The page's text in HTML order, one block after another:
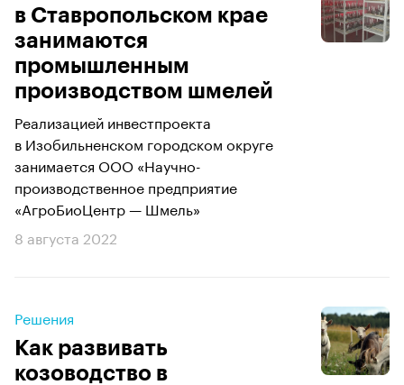
в Ставропольском крае
занимаются
промышленным
производством шмелей
Реализацией инвестпроекта
в Изобильненском городском округе
занимается ООО «Научно-
производственное предприятие
«АгроБиоЦентр — Шмель»
8 августа 2022
Решения
Как развивать
козоводство в